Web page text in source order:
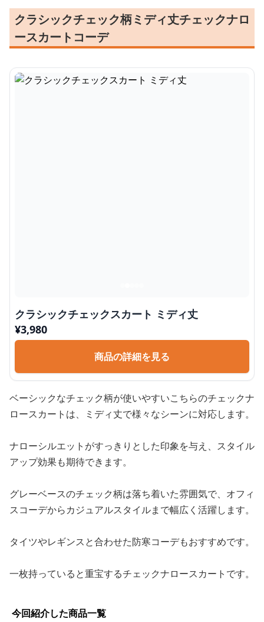
クラシックチェック柄ミディ丈チェックナロ
ースカートコーデ
クラシックチェックスカート ミディ丈
¥3,980
商品の詳細を見る
ベーシックなチェック柄が使いやすいこちらのチェックナ
ロースカートは、ミディ丈で様々なシーンに対応します。
ナローシルエットがすっきりとした印象を与え、スタイル
アップ効果も期待できます。
グレーベースのチェック柄は落ち着いた雰囲気で、オフィ
スコーデからカジュアルスタイルまで幅広く活躍します。
タイツやレギンスと合わせた防寒コーデもおすすめです。
一枚持っていると重宝するチェックナロースカートです。
今回紹介した商品一覧